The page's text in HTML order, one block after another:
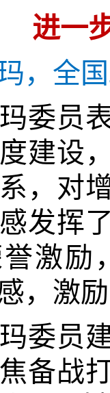
进一
，全
员表
建设
，对
发挥
激励
，激
员建
备战